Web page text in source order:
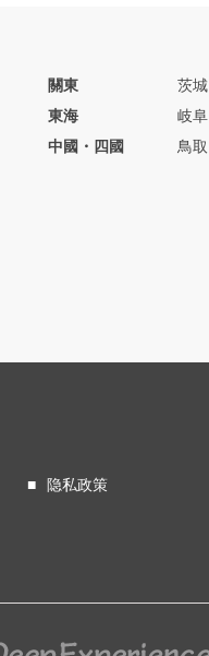
關東 茨城
東海 岐阜
中國・四國 鳥取
隐私政策